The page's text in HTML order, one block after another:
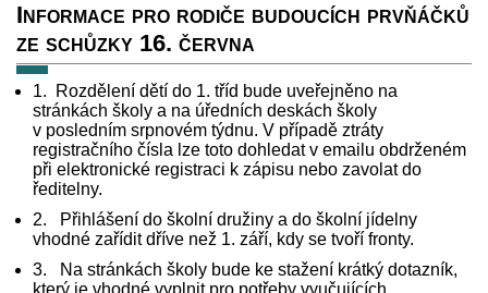
Informace pro rodiče budoucích prvňáčků
ze schůzky 16. června
1.
Rozdělení dětí do 1. tříd bude uveřejněno na
stránkách školy a na úředních deskách školy
v posledním srpnovém týdnu. V případě ztráty
registračního čísla lze toto dohledat v emailu obdrženém
při elektronické registraci k zápisu nebo zavolat do
ředitelny.
2.
Přihlášení do školní družiny a do školní jídelny
vhodné zařídit dříve než 1. září, kdy se tvoří fronty.
3.
Na stránkách školy bude ke stažení krátký dotazník,
který je vhodné vyplnit pro potřeby vyučujících